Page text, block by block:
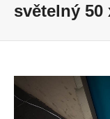
světelný 50